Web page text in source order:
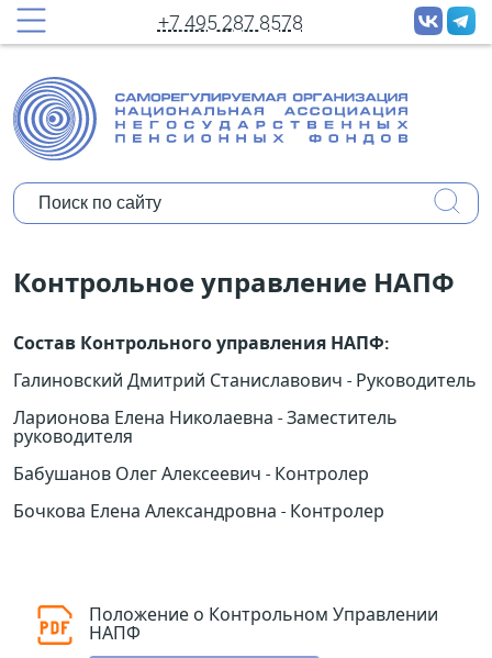
+7 495 287 8578
принудительных рассылок новостей
Полное имя:
Организация:
Уполномочены ли Вы представлять
мнение организации?
Коротко о себе:
Контрольное управление НАПФ
Состав Контрольного управления НАПФ:
Галиновский Дмитрий Станиславович - Руководитель
Ларионова Елена Николаевна - Заместитель
руководителя
Бабушанов Олег Алексеевич - Контролер
Бочкова Елена Александровна - Контролер
Положение о Контрольном Управлении
НАПФ